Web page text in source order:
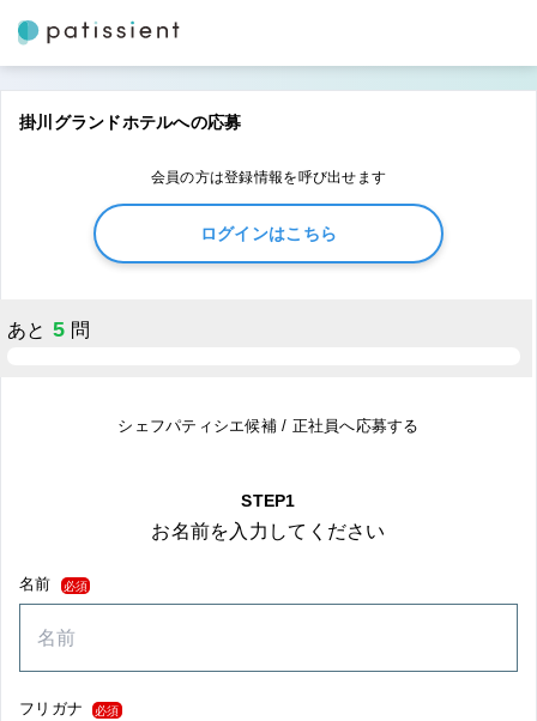
掛川グランドホテルへの応募
会員の方は登録情報を呼び出せます
ログインはこちら
あと 5 問
シェフパティシエ候補 / 正社員へ応募する
STEP1
お名前を入力してください
名前 必須
フリガナ 必須